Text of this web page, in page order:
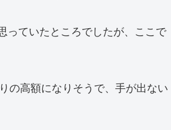
っていたところでしたが、ここで
の高額になりそうで、手が出ない